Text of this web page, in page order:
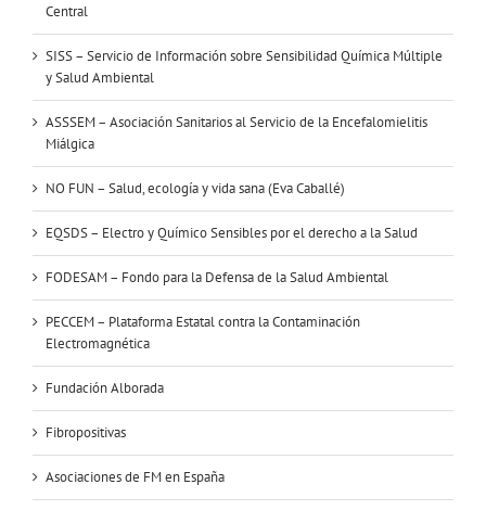
Central
SISS – Servicio de Información sobre Sensibilidad Química Múltiple
y Salud Ambiental
ASSSEM – Asociación Sanitarios al Servicio de la Encefalomielitis
Miálgica
NO FUN – Salud, ecología y vida sana (Eva Caballé)
EQSDS – Electro y Químico Sensibles por el derecho a la Salud
FODESAM – Fondo para la Defensa de la Salud Ambiental
PECCEM – Plataforma Estatal contra la Contaminación
Electromagnética
Fundación Alborada
Fibropositivas
Asociaciones de FM en España